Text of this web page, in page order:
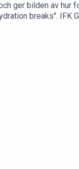
ger bilden av hur
breaks". IFK
för stor makt när
Kommitté.